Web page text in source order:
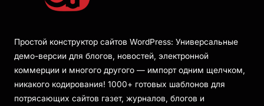
Простой конструктор сайтов WordPress: Универсальные
демо-версии для блогов, новостей, электронной
коммерции и многого другого — импорт одним щелчком,
никакого кодирования! 1000+ готовых шаблонов для
потрясающих сайтов газет, журналов, блогов и